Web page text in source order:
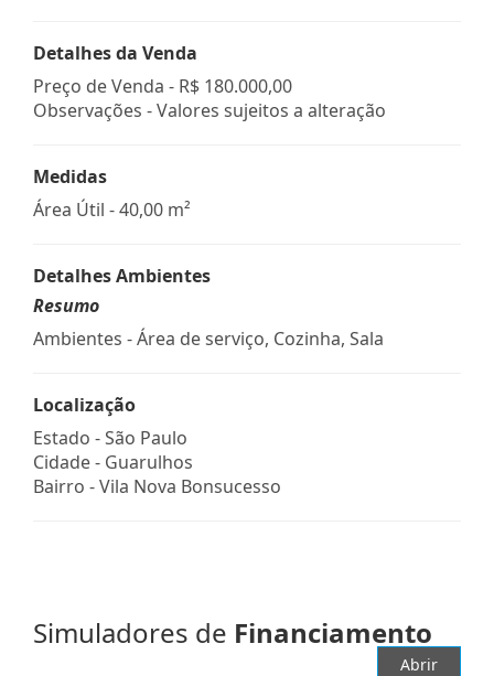
Detalhes da Venda
Preço de Venda - R$ 180.000,00
Observações - Valores sujeitos a alteração
Medidas
Área Útil - 40,00 m²
Detalhes Ambientes
Resumo
Ambientes - Área de serviço, Cozinha, Sala
Localização
Estado -São Paulo
Cidade - Guarulhos
Bairro -Vila Nova Bonsucesso
Simuladores de Financiamento
Abrir